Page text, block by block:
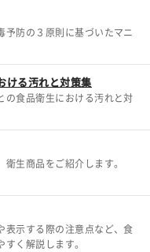
予防の３原則に基づいたマニ
ける汚れと対策集
の食品衛生における汚れと対
生商品をご紹介します。
表示する際の注意点など、食
く解説します。